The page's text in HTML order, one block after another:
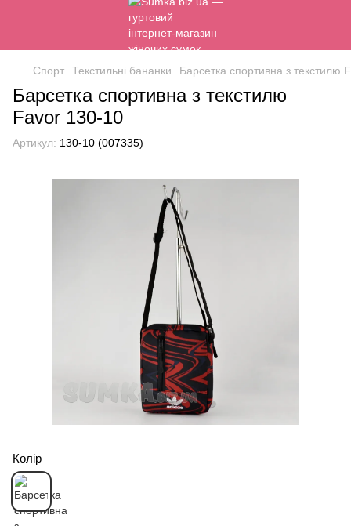
Спорт Текстильні бананки Барсетка спортивна з текстилю
Барсетка спортивна з текстилю
Favor 130-10
Артикул: 130-10 (007335)
Колір